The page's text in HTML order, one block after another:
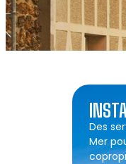
Des
Mer